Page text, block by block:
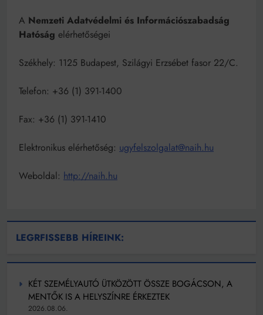
A Nemzeti Adatvédelmi és Információszabadság
Hatóság elérhetőségei
Székhely: 1125 Budapest, Szilágyi Erzsébet fasor 22/C.
Telefon: +36 (1) 391-1400
Fax: +36 (1) 391-1410
Elektronikus elérhetőség: ugyfelszolgalat@naih.hu
Weboldal: http://naih.hu
LEGRFISSEBB HÍREINK:
KÉT SZEMÉLYAUTÓ ÜTKÖZÖTT ÖSSZE BOGÁCSON, A
MENTŐK IS A HELYSZÍNRE ÉRKEZTEK
2026.08.06.